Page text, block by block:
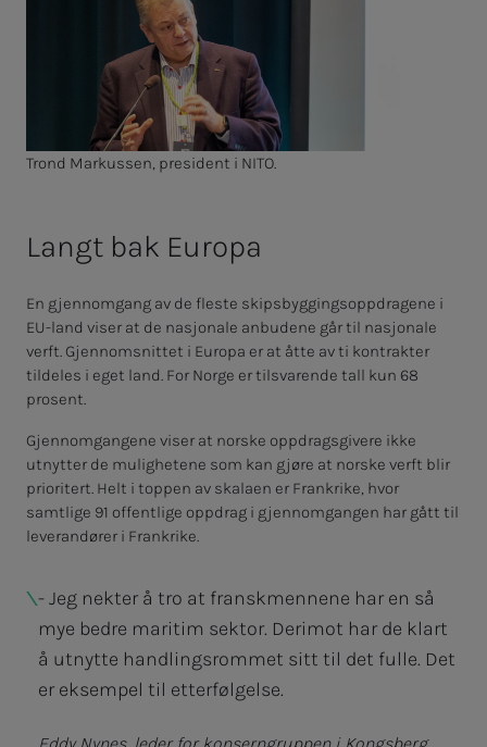
Trond Markussen, president i NITO.
Langt bak Europa
En gjennomgang av de fleste skipsbyggingsoppdragene i
EU-land viser at de nasjonale anbudene går til nasjonale
verft. Gjennomsnittet i Europa er at åtte av ti kontrakter
tildeles i eget land. For Norge er tilsvarende tall kun 68
prosent.
Gjennomgangene viser at norske oppdragsgivere ikke
utnytter de mulighetene som kan gjøre at norske verft blir
prioritert. Helt i toppen av skalaen er Frankrike, hvor
samtlige 91 offentlige oppdrag i gjennomgangen har gått til
leverandører i Frankrike.
- Jeg nekter å tro at franskmennene har en så
mye bedre maritim sektor. Derimot har de klart
å utnytte handlingsrommet sitt til det fulle. Det
er eksempel til etterfølgelse.
Eddy Nynes, leder for konserngruppen i Kongsberg